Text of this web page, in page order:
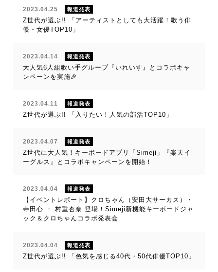
2023.04.25 報道発表
Z世代が選ぶ!! 「アーティストとしても大活躍！歌う俳
優・女優TOP10」
2023.04.14 報道発表
大人気6人組歌い手グループ『いれいす』とコラボキャ
ンペーンを実施🎉
2023.04.11 報道発表
Z世代が選ぶ!! 「入りたい！人気の部活TOP10」
2023.04.07 報道発表
Z世代に大人気！キーボードアプリ「Simeji」『楽天イ
ーグルス』とコラボキャンペーンを開始！
2023.04.04 報道発表
【イベントレポート】クロちゃん（安田大サーカス）・
寺田心 ・ 村重杏奈 登場！Simeji新機能キーボードジャ
ック＆クロちゃんコラボ発表会
2023.04.04 報道発表
Z世代が選ぶ!! 「色気を感じる40代・50代俳優TOP10」